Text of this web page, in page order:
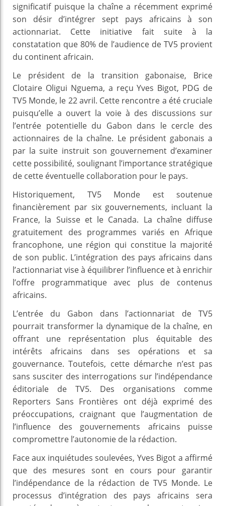
significatif puisque la chaîne a récemment exprimé
son désir d’intégrer sept pays africains à son
actionnariat. Cette initiative fait suite à la
constatation que 80% de l’audience de TV5 provient
du continent africain.
Le président de la transition gabonaise, Brice
Clotaire Oligui Nguema, a reçu Yves Bigot, PDG de
TV5 Monde, le 22 avril. Cette rencontre a été cruciale
puisqu’elle a ouvert la voie à des discussions sur
l’entrée potentielle du Gabon dans le cercle des
actionnaires de la chaîne. Le président gabonais a
par la suite instruit son gouvernement d’examiner
cette possibilité, soulignant l’importance stratégique
de cette éventuelle collaboration pour le pays.
Historiquement, TV5 Monde est soutenue
financièrement par six gouvernements, incluant la
France, la Suisse et le Canada. La chaîne diffuse
gratuitement des programmes variés en Afrique
francophone, une région qui constitue la majorité
de son public. L’intégration des pays africains dans
l’actionnariat vise à équilibrer l’influence et à enrichir
l’offre programmatique avec plus de contenus
africains.
L’entrée du Gabon dans l’actionnariat de TV5
pourrait transformer la dynamique de la chaîne, en
offrant une représentation plus équitable des
intérêts africains dans ses opérations et sa
gouvernance. Toutefois, cette démarche n’est pas
sans susciter des interrogations sur l’indépendance
éditoriale de TV5. Des organisations comme
Reporters Sans Frontières ont déjà exprimé des
préoccupations, craignant que l’augmentation de
l’influence des gouvernements africains puisse
compromettre l’autonomie de la rédaction.
Face aux inquiétudes soulevées, Yves Bigot a affirmé
que des mesures sont en cours pour garantir
l’indépendance de la rédaction de TV5 Monde. Le
processus d’intégration des pays africains sera